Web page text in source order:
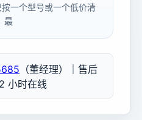
一个型号或一个低价清
最
（董经理）｜售后
小时在线